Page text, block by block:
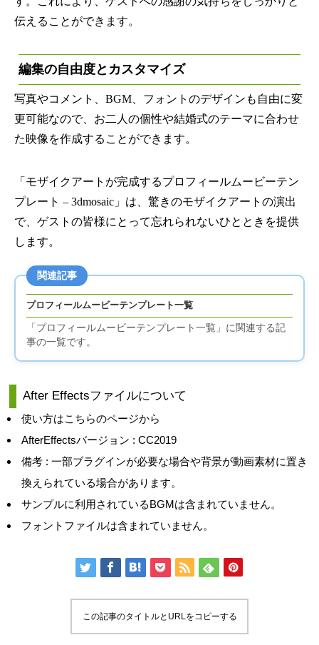
伝えることができます。
編集の自由度とカスタマイズ
写真やコメント、BGM、フォントのデザインも自由に変
更可能なので、お二人の個性や結婚式のテーマに合わせ
た映像を作成することができます。
「モザイクアートが完成するプロフィールムービーテン
プレート – 3dmosaic」は、驚きのモザイクアートの演出
で、ゲストの皆様にとって忘れられないひとときを提供
します。
関連記事
プロフィールムービーテンプレート一覧
「プロフィールムービーテンプレート一覧」に関連する記
事の一覧です。
After Effectsファイルについて
使い方はこちらのページから
AfterEffectsバージョン : CC2019
備考 : 一部ブラグインが必要な場合や背景が動画素材に置き
換えられている場合があります。
サンプルに利用されているBGMは含まれていません。
フォントファイルは含まれていません。
この記事のタイトルとURLをコピーする